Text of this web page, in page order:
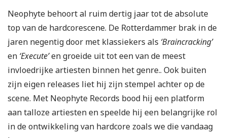
Neophyte behoort al ruim dertig jaar tot de absolute
top van de hardcorescene. De Rotterdammer brak in de
jaren negentig door met klassiekers als ‘Braincracking’
en ‘Execute’en groeide uit tot een van de meest
invloedrijke artiesten binnen het genre.. Ook buiten
zijn eigen releases liet hij zijn stempel achter op de
scene. Met Neophyte Records bood hij een platform
aan talloze artiesten en speelde hij een belangrijke rol
in de ontwikkeling van hardcore zoals we die vandaag